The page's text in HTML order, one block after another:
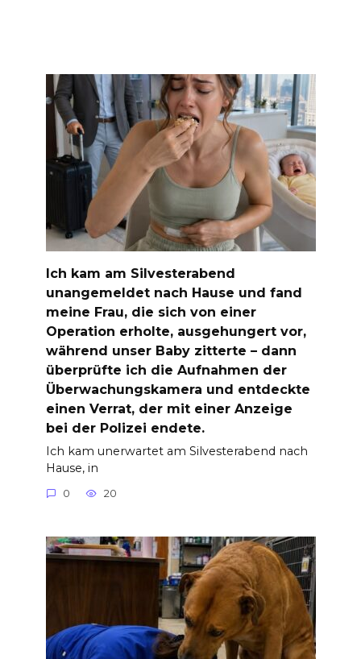
Ich kam am Silvesterabend
unangemeldet nach Hause und fand
meine Frau, die sich von einer
Operation erholte, ausgehungert vor,
während unser Baby zitterte – dann
überprüfte ich die Aufnahmen der
Überwachungskamera und entdeckte
einen Verrat, der mit einer Anzeige
bei der Polizei endete.
Ich kam unerwartet am Silvesterabend nach
Hause, in
0 20